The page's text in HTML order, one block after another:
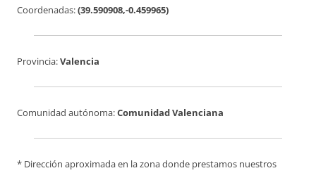
Coordenadas:(39.590908,-0.459965)
Provincia:Valencia
Comunidad autónoma:Comunidad Valenciana
* Dirección aproximada en la zona donde prestamos nuestros